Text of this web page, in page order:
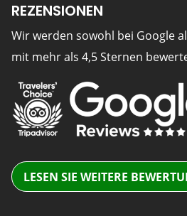
REZENSIONEN
Wir werden sowohl bei Google
mit mehr als 4,5 Sternen
LESEN SIE WEITERE